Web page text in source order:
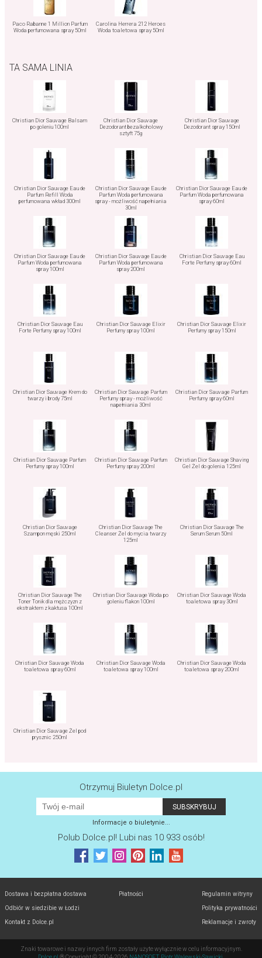
Paco Rabanne 1 Million Parfum
Woda perfumowana spray 50ml
Carolina Herrera 212 Heroes
Woda toaletowa spray 50ml
TA SAMA LINIA
Christian Dior Sauvage Balsam
po goleniu 100ml
Christian Dior Sauvage
Dezodorant bezalkoholowy
sztyft 75g
Christian Dior Sauvage
Dezodorant spray 150ml
Christian Dior Sauvage Eau de
Parfum Refill Woda
perfumowana wkład 300ml
Christian Dior Sauvage Eau de
Parfum Woda perfumowana
spray - możliwość napełniania
30ml
Christian Dior Sauvage Eau de
Parfum Woda perfumowana
spray 60ml
Christian Dior Sauvage Eau de
Parfum Woda perfumowana
spray 100ml
Christian Dior Sauvage Eau de
Parfum Woda perfumowana
spray 200ml
Christian Dior Sauvage Eau
Forte Perfumy spray 60ml
Christian Dior Sauvage Eau
Forte Perfumy spray 100ml
Christian Dior Sauvage Elixir
Perfumy spray 100ml
Christian Dior Sauvage Elixir
Perfumy spray 150ml
Christian Dior Sauvage Krem do
twarzy i brody 75ml
Christian Dior Sauvage Parfum
Perfumy spray - możliwość
napełniania 30ml
Christian Dior Sauvage Parfum
Perfumy spray 60ml
Christian Dior Sauvage Parfum
Perfumy spray 100ml
Christian Dior Sauvage Parfum
Perfumy spray 200ml
Christian Dior Sauvage Shaving
Gel Żel do golenia 125ml
Christian Dior Sauvage
Szampon męski 250ml
Christian Dior Sauvage The
Cleanser Żel do mycia twarzy
125ml
Christian Dior Sauvage The
Serum Serum 50ml
Christian Dior Sauvage The
Toner Tonik dla mężczyzn z
ekstraktem z kaktusa 100ml
Christian Dior Sauvage Woda po
goleniu flakon 100ml
Christian Dior Sauvage Woda
toaletowa spray 30ml
Christian Dior Sauvage Woda
toaletowa spray 60ml
Christian Dior Sauvage Woda
toaletowa spray 100ml
Christian Dior Sauvage Woda
toaletowa spray 200ml
Christian Dior Sauvage Żel pod
prysznic 250ml
Otrzymuj Biuletyn Dolce.pl
Informacje o biuletynie...
Polub Dolce.pl! Lubi nas 10 933 osób!
Dostawa i bezpłatna dostawa
Odbiór w siedzibie w Łodzi
Kontakt z Dolce.pl
Płatności Regulamin witryny
Polityka prywatności
Reklamacje i zwroty
Znaki towarowe i nazwy innych firm zostały użyte wyłącznie w celu informacyjnym.